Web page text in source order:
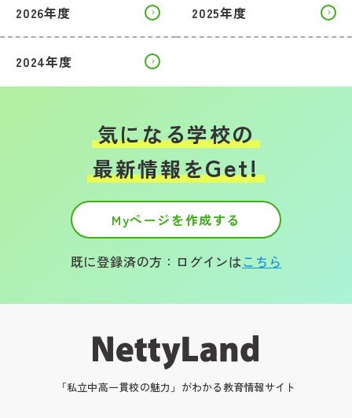
2026年度 2025年度
2024年度
気になる学校の
最新情報をGet!
Myページを作成する
既に登録済の方：ログインはこちら
「私立中高一貫校の魅力」がわかる教育情報サイト